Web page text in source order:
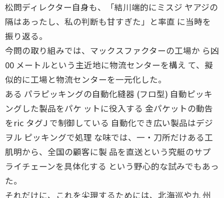
松問ディレクター自身も、「結川端的にミスジ ヤアジの
隔はあったし、私の判断も甘すぎた」と率直 に当時を
振り返る。
今問の取り組みでは、マックスファクターの工場か ら凶
00 メートルという主近地に物流センターを構え て、擬
似的に工場と物流センターを一元化した。
ある パラピッキングの自動化縫器 (フロ型) 自動ピッキ
ングした製品をパケ ットに役入する 金パケットの動告
をric タグJ で制御している 自動化でき広い製品はデジ
ヲル ピッキングで処理 な味では、一・刀所だけある工
肌明から、全国の顧客に製 品を直送という究艇のサプ
ライチェーンを具体化する という野心的な試みでもあっ
た。
それだけに、これを尖現するためには、北海巡や九 州